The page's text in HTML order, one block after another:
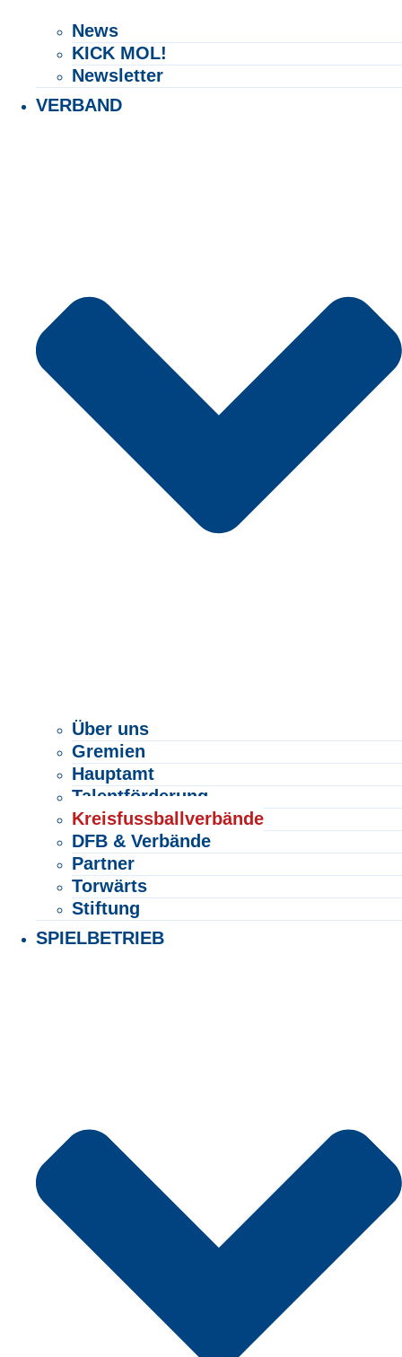
News
KICK MOL!
Newsletter
VERBAND
Über uns
Gremien
Hauptamt
Talentförderung
Kreisfussballverbände
DFB & Verbände
Partner
Torwärts
Stiftung
SPIELBETRIEB
Search in title